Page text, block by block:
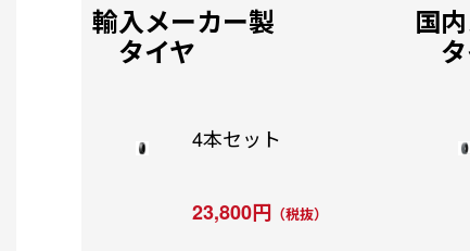
輸入メーカー製
タイヤ
4本セット
23,800円 （税抜）
国
タ